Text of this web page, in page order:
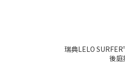
瑞典LELO
後